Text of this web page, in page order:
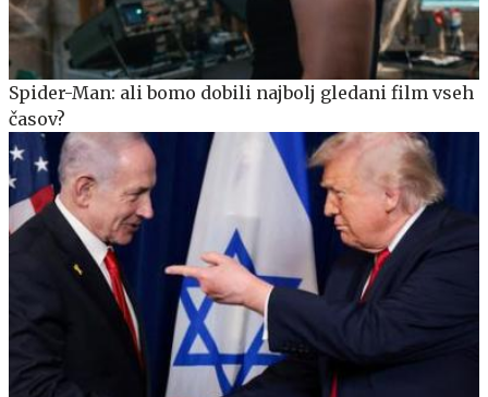
Spider-Man: ali bomo dobili najbolj gledani film vseh
časov?